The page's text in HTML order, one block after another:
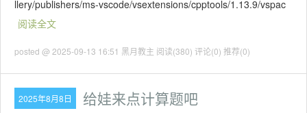
llery/publishers/ms-vscode/vsextensions/cpptools/1.13.9/vspac
阅读全文
posted @ 2025-09-13 16:51 黑月教主 阅读(380) 评论(0) 推荐(0)
2025年8月8日 给娃来点计算题吧